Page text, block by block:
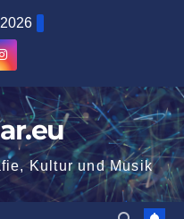
Kultur und Musik